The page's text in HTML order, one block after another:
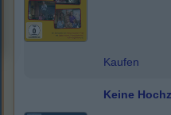
Kaufen
Keine